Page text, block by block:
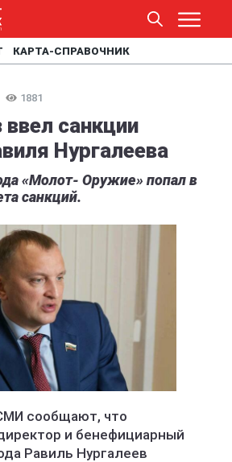
КАРТА-СПРАВОЧНИК
1881
санкции
Нургалеева
«Молот- Оружие» попал в
санкций.
сообщают, что
и бенефициарный
Равиль Нургалеев